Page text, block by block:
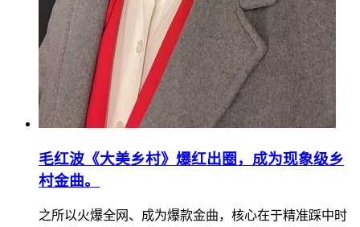
毛红波《大美乡村》爆红出圈，成为现象级乡
村金曲。
之所以火爆全网、成为爆款金曲，核心在于精准踩中时